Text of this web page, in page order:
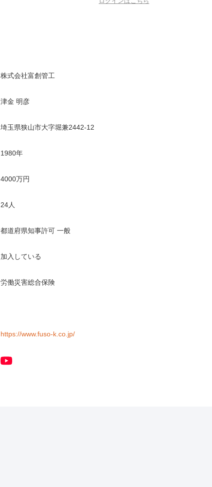
株式会社富創管工
津金 明彦
埼玉県狭山市大字堀兼2442-12
1980年
4000万円
24人
都道府県知事許可 一般
加入している
労働災害総合保険
https://www.fuso-k.co.jp/